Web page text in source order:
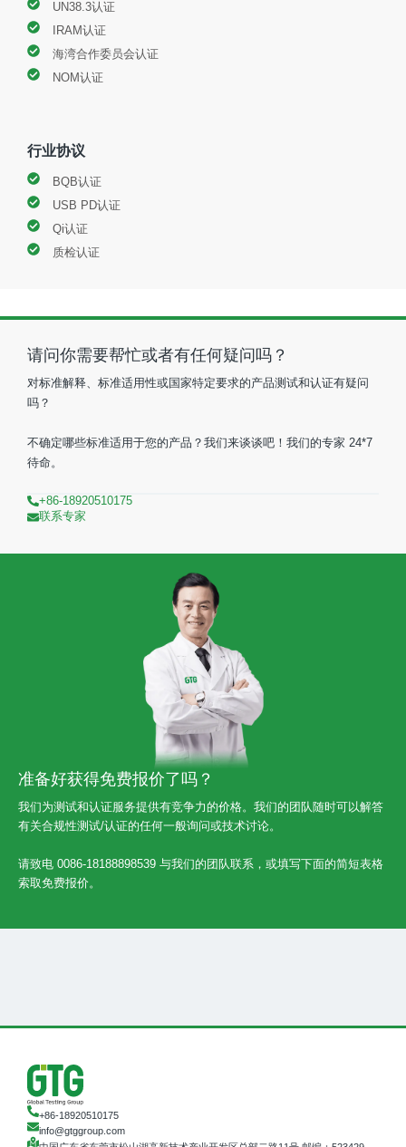
UN38.3认证
IRAM认证
海湾合作委员会认证
NOM认证
行业协议
BQB认证
USB PD认证
Qi认证
质检认证
请问你需要帮忙或者有任何疑问吗？
对标准解释、标准适用性或国家特定要求的产品测试和认证有疑问
吗？
不确定哪些标准适用于您的产品？我们来谈谈吧！我们的专家 24*7
待命。
+86-18920510175
联系专家
准备好获得免费报价了吗？
我们为测试和认证服务提供有竞争力的价格。我们的团队随时可以解答
有关合规性测试/认证的任何一般询问或技术讨论。
请致电 0086-18188898539 与我们的团队联系，或填写下面的简短表格
索取免费报价。
+86-18920510175
info@gtggroup.com